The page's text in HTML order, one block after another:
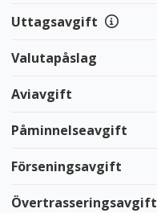
Uttagsavgift
Valutapåslag
Aviavgift
Påminnelseavgift
Förseningsavgift
Övertrasseringsavgift